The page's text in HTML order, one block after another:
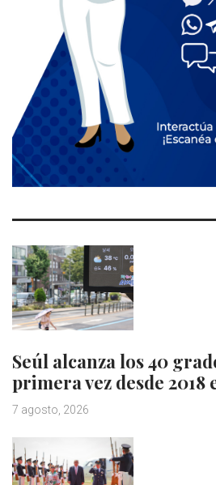
Seúl alcanza los 40
primera vez desde
7 agosto, 2026